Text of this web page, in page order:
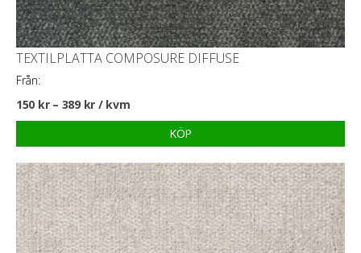
TEXTILPLATTA COMPOSURE DIFFUSE
Från:
150 kr– 389 kr/ kvm
KÖP